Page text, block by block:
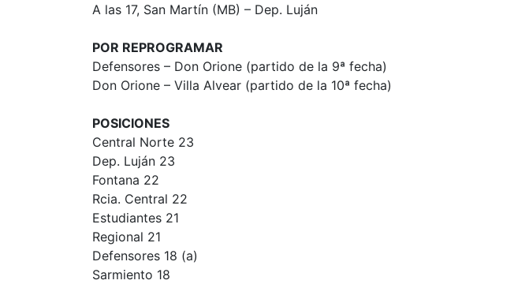
A las 17, San Martín (MB) – Dep. Luján
POR REPROGRAMAR
Defensores – Don Orione (partido de la 9ª fecha)
Don Orione – Villa Alvear (partido de la 10ª fecha)
POSICIONES
Central Norte 23
Dep. Luján 23
Fontana 22
Rcia. Central 22
Estudiantes 21
Regional 21
Defensores 18 (a)
Sarmiento 18